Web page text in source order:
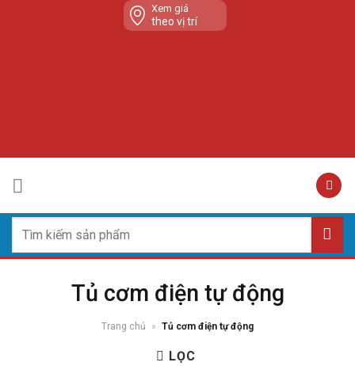
Xem giá
theo vị trí
kiếm:
Tủ cơm điện tự động
Trang chủ » Tủ cơm điện tự động
LỌC